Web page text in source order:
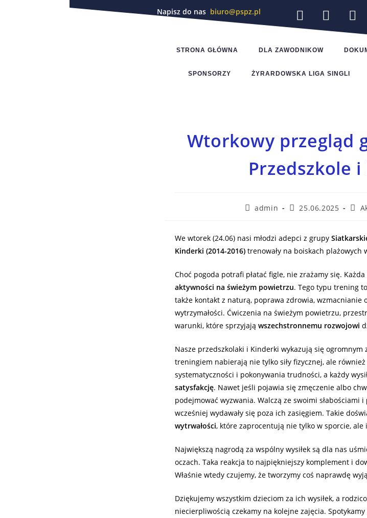
Napisz do nas biuro@pspz.pl
STRONA GŁÓWNA DLA ZAWODNIKOW
SPONSORZY ŻYRARDOWSKA LIGA SINGLI
Wtorkowy przegląd
Przedszkole
admin 25.06.2025
We wtorek (24.06) nasi młodzi adepci z grupy
Kinderki (2014-2016) trenowały na boiskach plażowych
Choć pogoda potrafi płatać figle, nie zrażamy się.
aktywności na świeżym powietrzu. Tego typu trening
także kontakt z naturą, poprawa zdrowia, wzmacnianie
wytrzymałości. Ćwiczenia na świeżym powietrzu,
warunki, które sprzyjają wszechstronnemu rozwojowi
Nasze przedszkolaki i Kinderki wykazują się ogromnym
treningiem nabierają nie tylko siły fizycznej, ale również
systematyczności i pokonywania trudności, a każdy
satysfakcję. Nawet jeśli pojawia się zmęczenie albo
podejmować wyzwania. Walczą ze swoimi słabościami i
wcześniej wydawały się poza ich zasięgiem. Takie
wytrwałości, które zaprocentują nie tylko w sporcie, ale
Największą nagrodą za wspólny wysiłek są dla nas
oczach. Taka reakcja to najpiękniejszy komplement i
Właśnie wtedy czujemy, że tworzymy coś naprawdę
Dziękujemy wszystkim dzieciom za ich wysiłek, a
niecierpliwością czekamy na kolejne zajęcia.